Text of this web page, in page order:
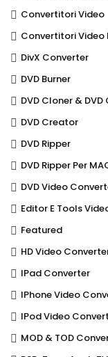
Convertitori Video
Convertitori Video
DivX Converter
DVD Burner
DVD Cloner &
DVD Creator
DVD Ripper
DVD Ripper Per
DVD Video
Editor E Tools
Featured
HD Video
IPad Converter
IPhone Video
IPod Video
MOD & TOD